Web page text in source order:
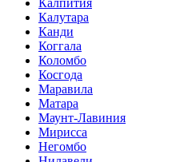
Калпития
Калутара
Канди
Коггала
Коломбо
Косгода
Маравила
Матара
Маунт-Лавиния
Мирисса
Негомбо